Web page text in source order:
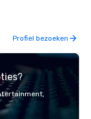
customers who want
boutique wine
Profiel bezoeken